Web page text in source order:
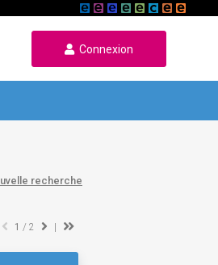
Connexion
recherche
1 / 2